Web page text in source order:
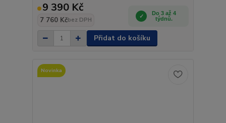
9 390 Kč
7 760 Kčbez DPH
Do 3 až 4
týdnů.
Přidat do košíku
Novinka